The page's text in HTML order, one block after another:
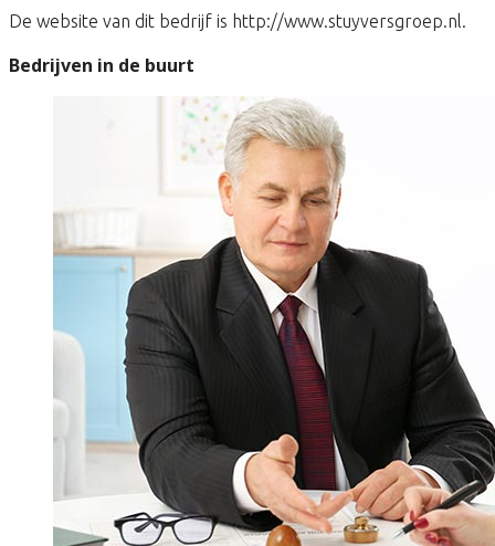
De website van dit bedrijf is http://www.stuyversgroep.nl.
Bedrijven in de buurt